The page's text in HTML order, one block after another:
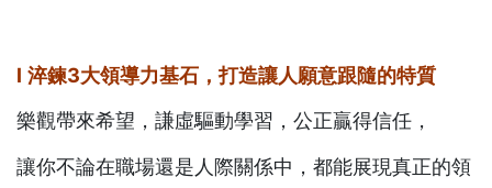
l 淬鍊3大領導力基石，打造讓人願意跟隨的特質
樂觀帶來希望，謙虛驅動學習，公正贏得信任，
讓你不論在職場還是人際關係中，都能展現真正的領